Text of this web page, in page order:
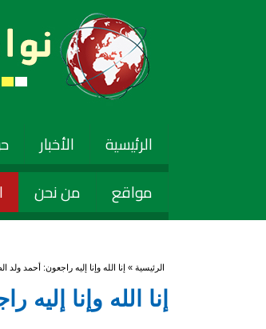
الرئيسية الأخبار
مواقع
من نحن
أنت هنا
الرئيسية » إنا الله وإنا إليه راجعون: أحمد ولد
إنا الله وإنا